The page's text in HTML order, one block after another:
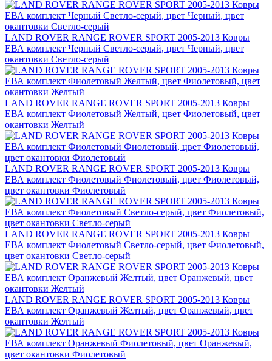
LAND ROVER RANGE ROVER SPORT 2005-2013 Ковры
ЕВА комплект Черный Светло-серый, цвет Черный, цвет
окантовки Светло-серый
LAND ROVER RANGE ROVER SPORT 2005-2013 Ковры
ЕВА комплект Фиолетовый Желтый, цвет Фиолетовый, цвет
окантовки Желтый
LAND ROVER RANGE ROVER SPORT 2005-2013 Ковры
ЕВА комплект Фиолетовый Фиолетовый, цвет Фиолетовый,
цвет окантовки Фиолетовый
LAND ROVER RANGE ROVER SPORT 2005-2013 Ковры
ЕВА комплект Фиолетовый Светло-серый, цвет Фиолетовый,
цвет окантовки Светло-серый
LAND ROVER RANGE ROVER SPORT 2005-2013 Ковры
ЕВА комплект Оранжевый Желтый, цвет Оранжевый, цвет
окантовки Желтый